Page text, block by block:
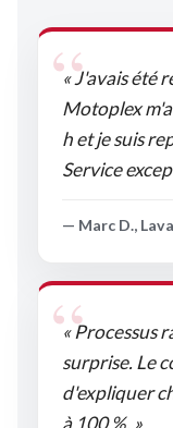
« J'avais été
Motoplex
h et je suis
Service
— Marc D.,
« Processus
surprise. Le
d'expliquer
à 100 %. »